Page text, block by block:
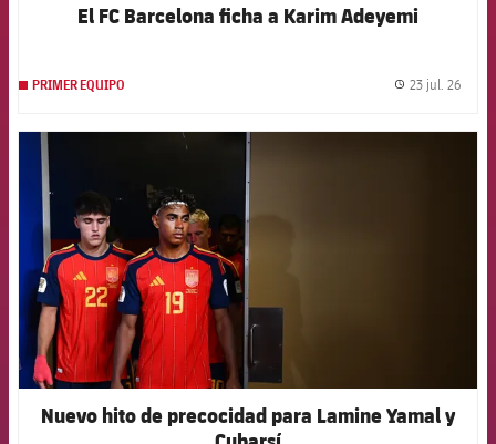
El FC Barcelona ficha a Karim Adeyemi
PRIMER EQUIPO 23 jul. 26
FCB Barcelona badge
Nuevo hito de precocidad para Lamine Yamal y